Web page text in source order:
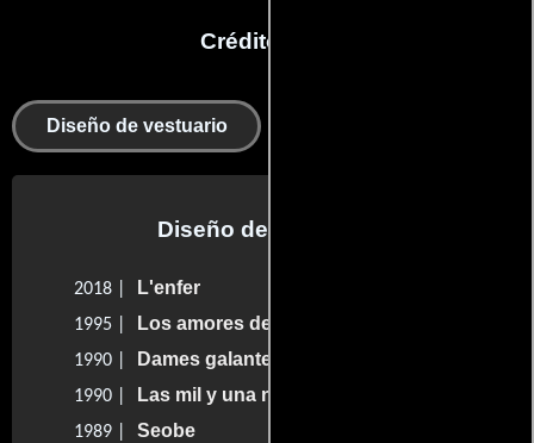
Créditos en:
Diseño de vestuario
Diseño de vestuario
2018 | L'enfer
1995 | Los amores de una mujer francesa
1990 | Dames galantes
1990 | Las mil y una noches
1989 | Seobe